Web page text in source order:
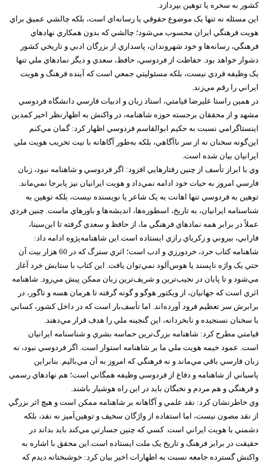
کشور به سخره يا توهين بپردازد.
اين مسئله نه تنها يک موضوع حقوقي يا رسانه‌اي است، بلکه چالشي عميق براي
هويت فرهنگي ايران محسوب مي‌شود؛ چالشي که بدون همکاري نهادهاي
فرهنگي، رسانه‌ها و خود شهروندان، پاسداري از بزرگان ادبي و تاريخي کشور
دشوار خواهد بود. حفاظت از فردوسي، حافظ، سعدي و ديگر نمادهاي ملي تنها
يک وظيفه فردي نيست، بلکه مسئوليتي جمعي است که آينده فرهنگ و هويت
ايراني را رقم مي‌زند.
در همين راستا عليرضا قيامتي، استاد زبان و ادبيات فارسي دانشگاه فردوسي
مشهد و از محققان برجسته حوزه شاهنامه، در واکنش به اظهارنظر اخير کمدين
اينستاگرامي نسبت به حکيم ابوالقاسم فردوسي اظهار کرد: گمان مي‌کنم
اين‌گونه سخنان نه از سر ناآگاهي، بلکه به‌طور آگاهانه با نيت تخريب هويت ملي
ايرانيان بيان شده است.
وي با ابراز تأسف از چنين رفتارهايي افزود: اگر فردوسي و شاهنامه نبود، زبان
فارسي امروز به حيات خود ادامه نمي‌داد و هويت ايرانيان نيز پابرجا نمي‌ماند.
توهين به فردوسي تنها اهانت به يک شاعر يا نويسنده نيست، بلکه توهين به
شناسنامه ايرانيان، به تاريخ، اسطوره‌ها، انديشه‌ها و باورهاي ماست. چنين فردي
عملاً در برابر همه نمادهاي فرهنگي ما، از حافظ و سعدي گرفته تا ابن‌سينا،
فارابي، بيروني و زکرياي رازي ايستاده است.اين شاهنامه‌پژوه ادامه داد:
شاهنامه کتاب خرد، خردورزي و ادب است؛ اثري سترگ که در 60 هزار بيت آن
حتي يک واژه ناپسند يا هوس‌آلود نمي‌توان يافت. اين کتاب با ستايش خرد آغاز
مي‌شود و تا پايان در نجيب‌ترين و شريف‌ترين زبان ممکن پيش مي‌رود. شاهنامه
اثري است که جهانيان، از ويکتور هوگو و گوته گرفته تا هرمان هسه و تاگور، در
برابرش سر تعظيم فرود آورده‌اند. اما تأسف‌بار است که در داخل کشور، کساني
با سخنان نسنجيده و نابخردانه، اين گنجينه ملي را هدف قرار مي‌دهند.
قيامتي مطرح کرد: شاهنامه بزرگ‌ترين حماسه بشري و شناسنامه ايرانيان
است. عمود خيمه هويت ملي ما بر شاهنامه استوار است. اگر فردوسي نبود، نه
زبان فارسي باقي مي‌ماند و نه فرهنگي که امروز به آن مي‌باليم. بنابراين
پاسباني از شاهنامه و دفاع از فردوسي وظيفه همگاني است؛ هم نهادهاي رسمي
و فرهنگي و هم مردم و نخبگان بايد در اين راه هوشيار باشند.
وي خاطرنشان کرد: نقد علمي و آگاهانه بر شاهنامه ممکن است و هيچ اثر بزرگي
از نقد مصون نيست، اما استفاده از واژگان سخيف و توهين‌آميز نه نقد، بلکه
دشمني با هويت ايراني است. کسي که چنين جسارتي مي‌کند بايد بداند در
حقيقت در برابر فرهنگ و تاريخ يک ملت ايستاده است.اين محقق با اشاره به
واکنش گسترده جامعه نسبت به اظهارات اخير بيان کرد: خوشبختانه ديدم که